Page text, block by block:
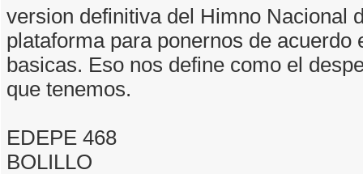
version definitiva del Himno Nacional
plataforma para ponernos de acuerdo
basicas. Eso nos define como el
que tenemos.
EDEPE 468
BOLILLO